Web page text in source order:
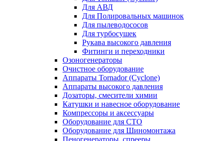
Для АВД
Для Полировальных машинок
Для пылеводососов
Для турбосушек
Рукава высокого давления
Фитинги и переходники
Озоногенераторы
Очистное оборудование
Аппараты Tornador (Cyclone)
Аппараты высокого давления
Дозаторы, смесители химии
Катушки и навесное оборудование
Компрессоры и аксессуары
Оборудование для СТО
Оборудование для Шиномонтажа
Пеногенераторы, спрееры